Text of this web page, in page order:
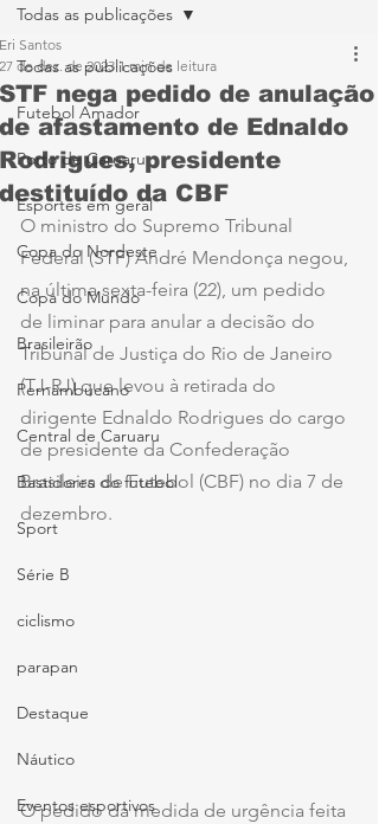
Todas as publicações
Futebol Amador
Porto de Caruaru
Esportes em geral
Copa do Nordeste
Copa do Mundo
Brasileirão
Pernambucano
Central de Caruaru
Bastidores do futebol
Sport
Série B
ciclismo
parapan
Destaque
Náutico
Eventos esportivos
Todas as publicações
STF nega pedido de anulação
de afastamento de Ednaldo
Rodrigues, presidente
destituído da CBF
Eri Santos
27 de dez. de 2023 1 min de leitura
O ministro do Supremo Tribunal
Federal (STF) André Mendonça negou,
na última sexta-feira (22), um pedido
de liminar para anular a decisão do
Tribunal de Justiça do Rio de Janeiro
(TJ-RJ) que levou à retirada do
dirigente Ednaldo Rodrigues do cargo
de presidente da Confederação
Brasileira de Futebol (CBF) no dia 7 de
dezembro.
O pedido da medida de urgência feita